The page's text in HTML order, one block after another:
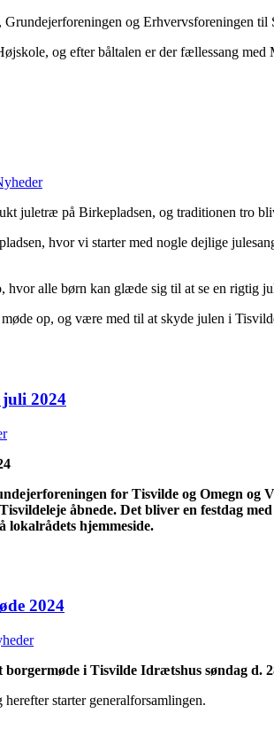
og Erhvervsforeningen
og efter båltalen er der fællessang
juletræ på Birkepladsen, og traditionen tro
hvor vi starter med nogle dejlige
alle børn kan glæde sig til at se en rigtig
op, og være med til at skyde julen i
juli 2024
for Tisvilde og Omegn og
åbnede. Det bliver en festdag
lokalrådets hjemmeside.
2024
i Tisvilde Idrætshus søndag d.
starter generalforsamlingen.